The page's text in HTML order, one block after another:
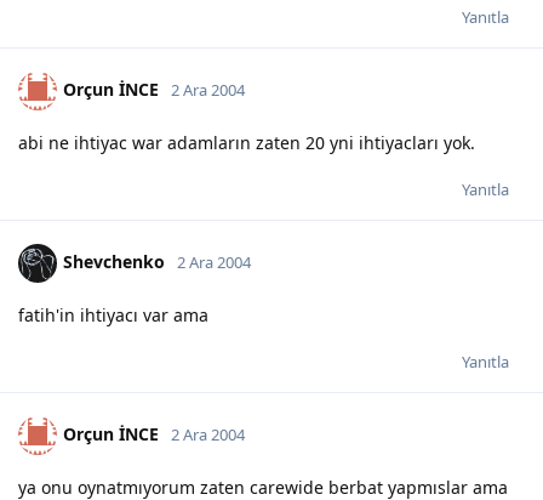
Yanıtla
Orçun İNCE 2 Ara 2004
abi ne ihtiyac war adamların zaten 20 yni ihtiyacları yok.
Yanıtla
Shevchenko 2 Ara 2004
fatih'in ihtiyacı var ama
Yanıtla
Orçun İNCE 2 Ara 2004
ya onu oynatmıyorum zaten carewide berbat yapmıslar ama